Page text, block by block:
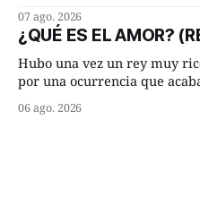
cuarto de hora andando a buen paso.
terminada su jornada
morada cundo comenzó a
07 ago. 2026
¿QUÉ ES EL AMOR?
Hubo una vez un rey muy
por una ocurrencia que
Dime, hombre sabio, ¿qué es
06 ago. 2026